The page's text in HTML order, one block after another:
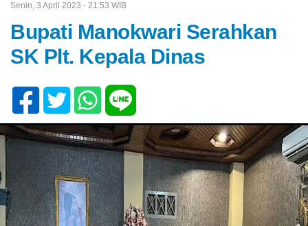
Senin, 3 April 2023 - 21:53 WIB
Bupati Manokwari Serahkan
SK Plt. Kepala Dinas